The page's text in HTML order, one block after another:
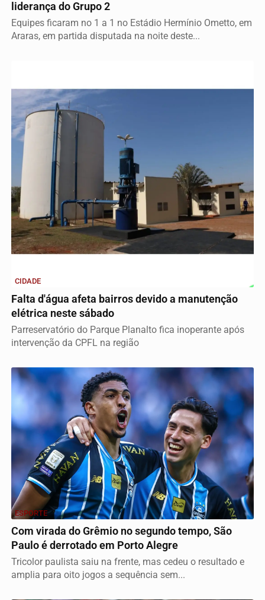
liderança do Grupo 2
Equipes ficaram no 1 a 1 no Estádio Hermínio Ometto, em
Araras, em partida disputada na noite deste...
CIDADE
Falta d'água afeta bairros devido a manutenção
elétrica neste sábado
Parreservatório do Parque Planalto fica inoperante após
intervenção da CPFL na região
ESPORTE
Com virada do Grêmio no segundo tempo, São
Paulo é derrotado em Porto Alegre
Tricolor paulista saiu na frente, mas cedeu o resultado e
amplia para oito jogos a sequência sem...